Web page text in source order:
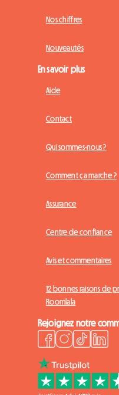
Nos chiffres
Nouveautés
En savoir plus
Aide
Contact
Qui sommes-nous ?
Comment ça marche ?
Assurance
Centre de confiance
Avis et commentaires
12 bonnes raisons de
Roomlala
Rejoignez notre